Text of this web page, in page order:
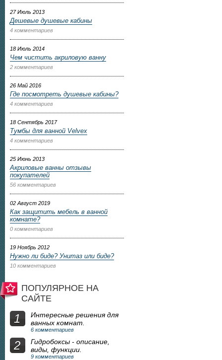
27 Июль 2013
Дешевые душевые кабины
4 комментариев
18 Июль 2014
Чем чистить акриловую ванну
2 комментариев
26 Май 2016
Где посмотреть душевые кабины?
4 комментариев
18 Сентябрь 2017
Тумбы для ванной Velvex
4 комментариев
25 Июнь 2013
Акриловые ванны отзывы
покупателей
56 комментариев
02 Август 2019
Как защитить мебель в ванной
комнате?
0 комментариев
19 Ноябрь 2012
Нужно ли биде? Унитаз или биде?
10 комментариев
ПОПУЛЯРНОЕ НА
САЙТЕ
1
Интересные решения для
ванных комнат.
6 комментариев
2
Гидробоксы - описание,
виды, функции.
9 комментариев